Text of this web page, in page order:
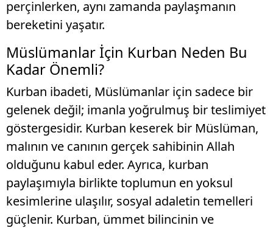
perçinlerken, aynı zamanda paylaşmanın
bereketini yaşatır.
Müslümanlar İçin Kurban Neden Bu
Kadar Önemli?
Kurban ibadeti, Müslümanlar için sadece bir
gelenek değil; imanla yoğrulmuş bir teslimiyet
göstergesidir. Kurban keserek bir Müslüman,
malının ve canının gerçek sahibinin Allah
olduğunu kabul eder. Ayrıca, kurban
paylaşımıyla birlikte toplumun en yoksul
kesimlerine ulaşılır, sosyal adaletin temelleri
güçlenir. Kurban, ümmet bilincinin ve